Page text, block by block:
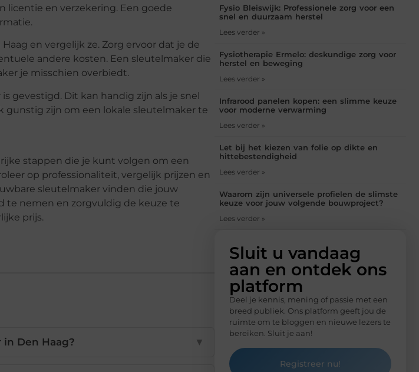
licentie en verzekering. Een goede
en vergelijk ze. Zorg ervoor dat je de
andere kosten. Een sleutelmaker die
je misschien overbiedt.
gevestigd. Dit kan handig zijn als je snel
gunstig zijn om een lokale sleutelmaker te
stappen die je kunt volgen om een
op professionaliteit, vergelijk prijzen en
sleutelmaker vinden die jouw
te nemen en zorgvuldig de keuze te
prijs.
Den Haag? ▼
Fysio Bleiswijk: Professionele zorg voor een
snel en duurzaam herstel
Lees verder »
Fysiotherapie Ermelo: deskundige zorg voor
herstel en beweging
Lees verder »
Infrarood panelen kopen: een slimme keuze
voor moderne verwarming
Lees verder »
Let bij het kiezen van folie op dikte en
hittebestendigheid
Lees verder »
Waarom zijn universele profielen de slimste
keuze voor jouw volgende bouwproject?
Lees verder »
Sluit u vandaag
aan en ontdek ons
platform
Deel je kennis, mening of passie met een
breed publiek. Ons platform geeft jou de
ruimte om te bloggen en nieuwe lezers te
bereiken. Sluit je aan!
Registreer nu!